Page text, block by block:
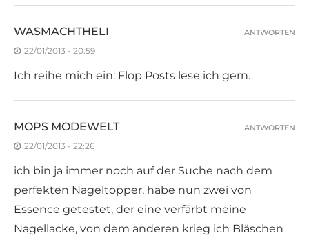
WASMACHTHELI
22/01/2013 - 20:59
Ich reihe mich ein: Flop Posts lese ich gern.
ANTWORTEN
MOPS MODEWELT
22/01/2013 - 22:26
ich bin ja immer noch auf der Suche nach dem
perfekten Nageltopper, habe nun zwei von
Essence getestet, der eine verfärbt meine
Nagellacke, von dem anderen krieg ich Bläschen
ANTWORTEN